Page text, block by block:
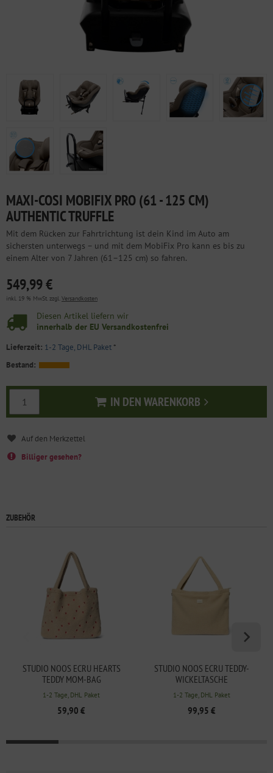
MAXI-COSI MOBIFIX PRO (61 - 125 CM)
AUTHENTIC TRUFFLE
Mit dem Rücken zur Fahrtrichtung ist dein Kind im Auto am
sichersten unterwegs – und mit dem MobiFix Pro kann es bis zu
einem Alter von 7 Jahren (61–125 cm) so fahren.
549,99 €
inkl. 19 % MwSt. zzgl. Versandkosten
Diesen Artikel liefern wir
innerhalb der EU Versandkostenfrei
Lieferzeit: 1-2 Tage, DHL Paket*
Bestand:
IN DEN WARENKORB
In den Warenkorb
Billiger gesehen?
ZUBEHÖR
STUDIO NOOS ECRU HEARTS
TEDDY MOM-BAG
1-2 Tage, DHL Paket
59,90 €
STUDIO NOOS ECRU TEDDY-
WICKELTASCHE
1-2 Tage, DHL Paket
99,95 €